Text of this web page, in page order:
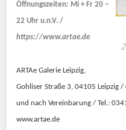
Öffnungszeiten: Mi + Fr 20 –
22 Uhr u.n.V. /
https://www.artae.de
ARTAe Galerie Leipzig,
Gohliser Straße 3, 04105 Leipzig /
und nach Vereinbarung /Tel.:
www.artae.de